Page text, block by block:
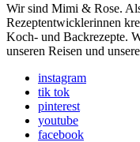
Wir sind Mimi & Rose.
Rezeptentwicklerinnen
Koch- und Backrezepte.
unseren Reisen und
instagram
tik tok
pinterest
youtube
facebook